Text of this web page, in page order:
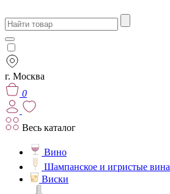
г. Москва
0
Весь каталог
Вино
Шампанское и игристые вина
Виски